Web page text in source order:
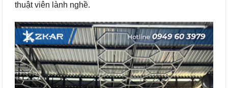
thuật viên lành nghề.